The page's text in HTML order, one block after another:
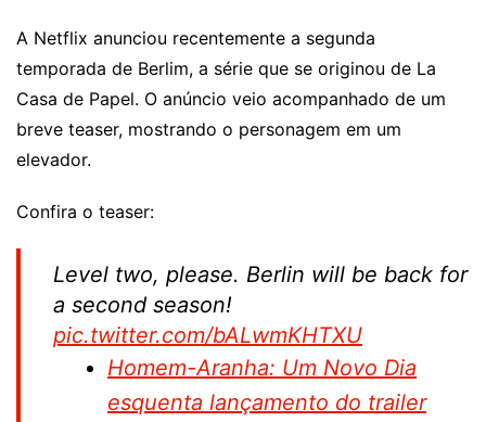
A Netflix anunciou recentemente a segunda
temporada de Berlim, a série que se originou de La
Casa de Papel. O anúncio veio acompanhado de um
breve teaser, mostrando o personagem em um
elevador.
Confira o teaser:
Level two, please. Berlin will be back for
a second season!
pic.twitter.com/bALwmKHTXU
Homem-Aranha: Um Novo Dia
esquenta lançamento do trailer